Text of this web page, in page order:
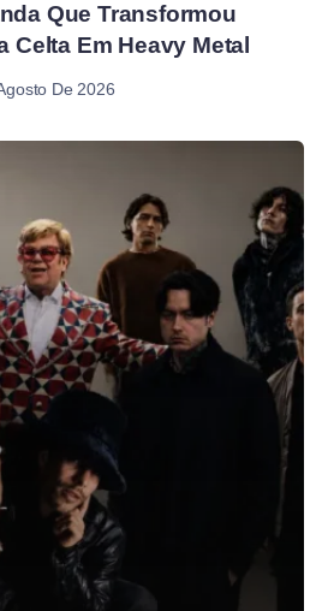
Que Transformou
Celta Em Heavy Metal
De 2026